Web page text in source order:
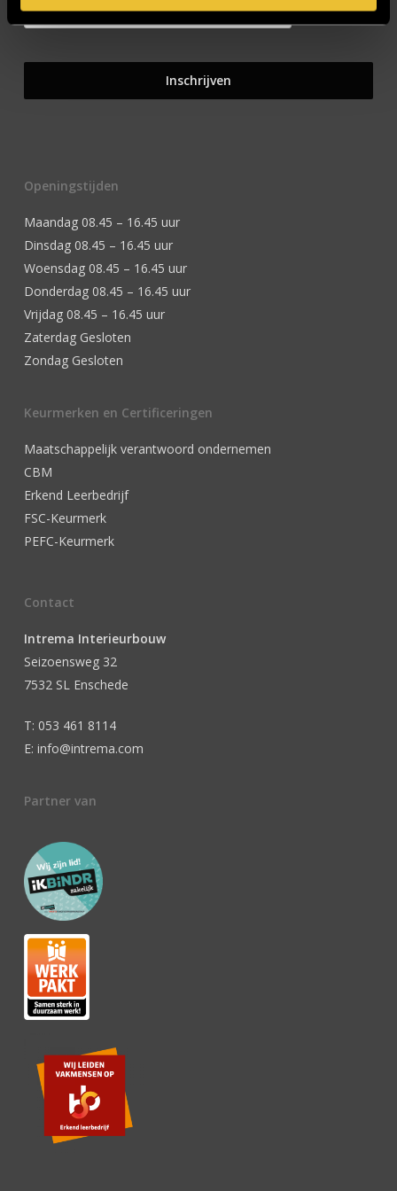
Openingstijden
Maandag 08.45 – 16.45 uur
Dinsdag 08.45 – 16.45 uur
Woensdag 08.45 – 16.45 uur
Donderdag 08.45 – 16.45 uur
Vrijdag 08.45 – 16.45 uur
Zaterdag Gesloten
Zondag Gesloten
Keurmerken en Certificeringen
Maatschappelijk verantwoord ondernemen
CBM
Erkend Leerbedrijf
FSC-Keurmerk
PEFC-Keurmerk
Contact
Intrema Interieurbouw
Seizoensweg 32
7532 SL Enschede
T: 053 461 8114
E: info@intrema.com
Partner van